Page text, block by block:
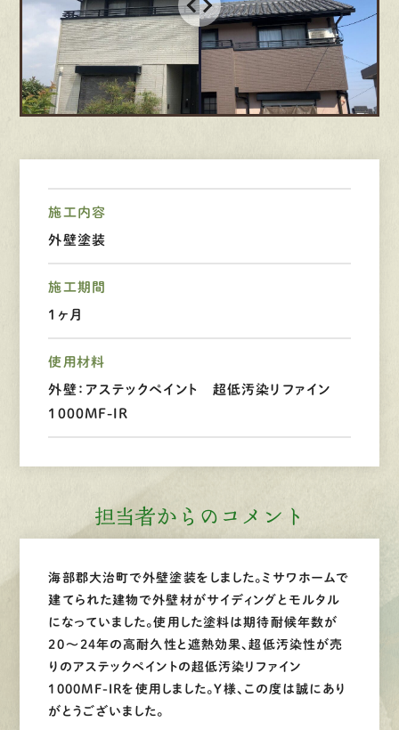
エントリー
有資格者が、無料 建 物診断いたします!!
Webお問い合わせ
施工内容
外壁塗装
施工期間
1ヶ月
使用材料
外壁：アステックペイント 超低汚染リファイン
1000MF-IR
担当者からのコメント
海部郡大治町で外壁塗装をしました。ミサワホームで
建てられた建物で外壁材がサイディングとモルタル
になっていました。使用した塗料は期待耐候年数が
20～24年の高耐久性と遮熱効果、超低汚染性が売
りのアステックペイントの超低汚染リファイン
1000MF-IRを使用しました。Y様、この度は誠にあり
がとうございました。